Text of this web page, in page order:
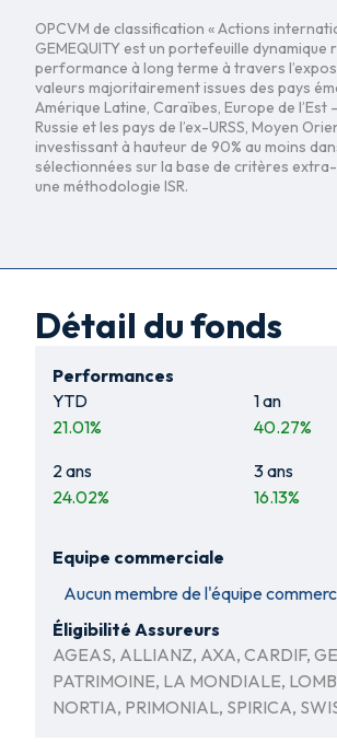
OPCVM de classification « Actions
GEMEQUITY est un portefeuille dynamique
performance à long terme à travers
valeurs majoritairement issues des pays
Amérique Latine, Caraïbes, Europe de l’Est
Russie et les pays de l’ex-URSS, Moyen
investissant à hauteur de 90% au moins
sélectionnées sur la base de critères
une méthodologie ISR.
Détail du fonds
Performances
YTD
21.01%
1 an
40.27%
2 ans
24.02%
3 ans
16.13%
Equipe commerciale
Aucun membre de l'équipe
Éligibilité Assureurs
AGEAS, ALLIANZ, AXA, CARDIF,
PATRIMOINE, LA MONDIALE,
NORTIA, PRIMONIAL, SPIRICA,